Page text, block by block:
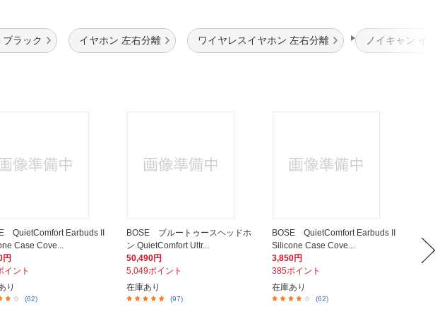
ラック イヤホン 左右分離 ワイヤレスイヤホン 左右分離 ノイキャン イヤ
QuietComfort Earbuds II
Case Cove...
円
イント
り
(62)
BOSE ブルートゥースヘッドホ
ン QuietComfort Ultr...
50,490円
5,049ポイント
在庫あり
(97)
BOSE QuietComfort Earbuds II
Silicone Case Cove...
3,850円
385ポイント
在庫あり
(62)
ー
17,820